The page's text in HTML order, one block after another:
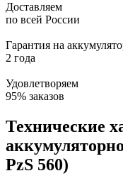
Доставляем
по всей России
Гарантия на
2 года
Удовлетворяем
95% заказов
Технические
PzS 560)